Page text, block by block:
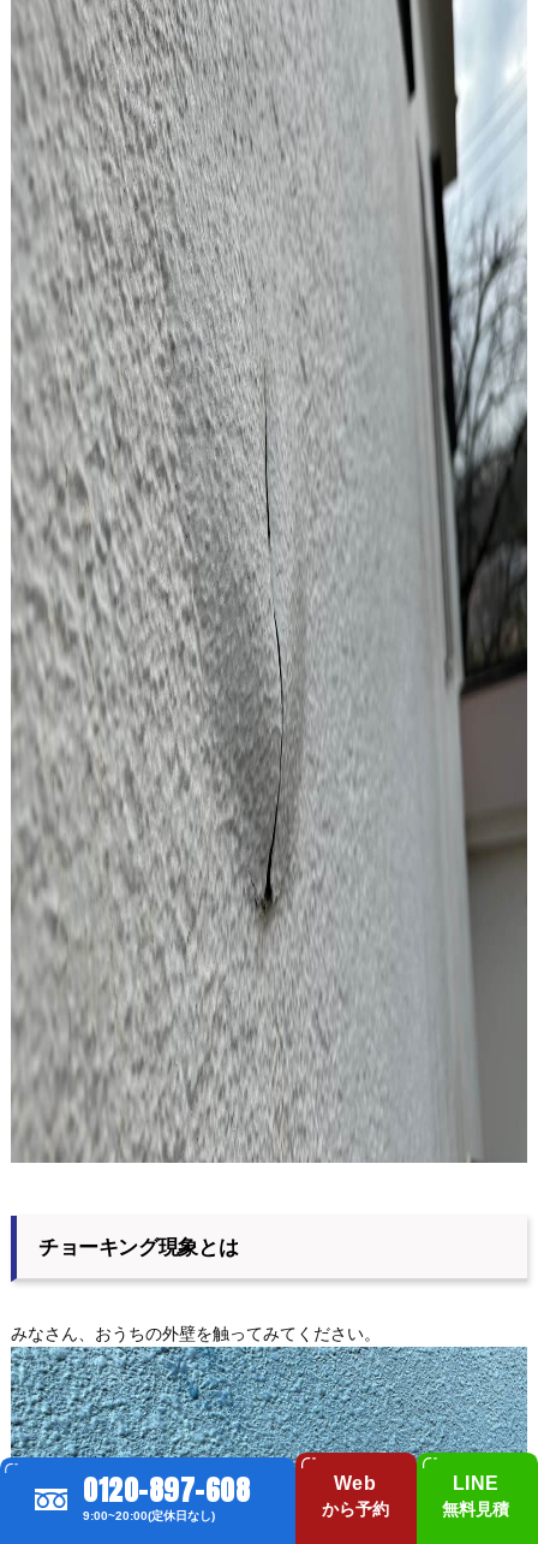
チョーキング現象とは
みなさん、おうちの外壁を触ってみてください。
0120-897-608
9:00~20:00(定休日なし)
Web
から予約
LINE
無料見積